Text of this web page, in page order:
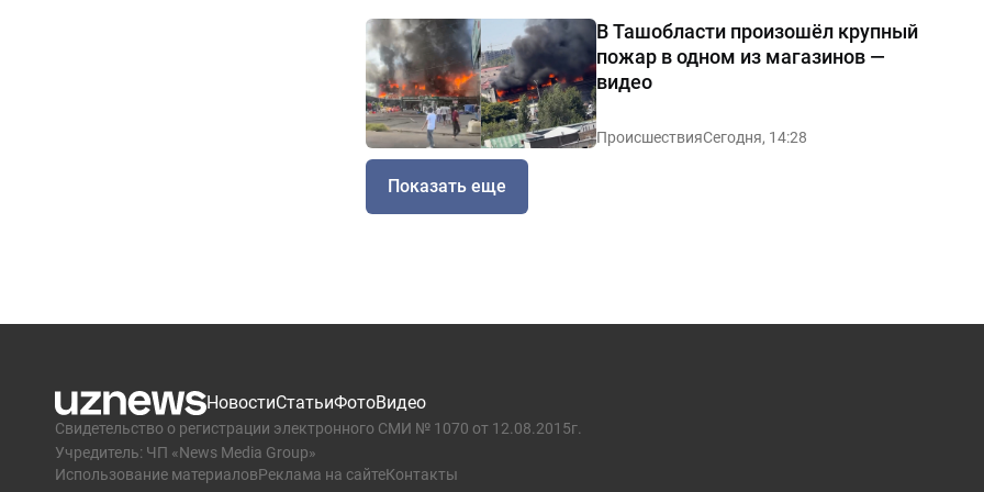
В Ташобласти произошёл крупный
пожар в одном из магазинов —
видео
ПроисшествияСегодня, 14:28
Показать еще
НовостиСтатьиФотоВидео
Свидетельство о регистрации электронного СМИ № 1070 от 12.08.2015г.
Учредитель: ЧП «News Media Group»
Использование материаловРеклама на сайтеКонтакты